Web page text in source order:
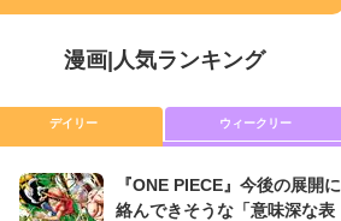
漫画| 人気ランキング
デイリー ウィークリー
『ONE PIECE』今後の展開に
絡んできそうな「意味深な表